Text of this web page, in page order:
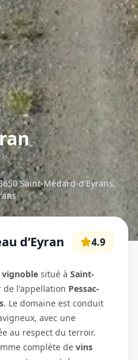
Saint-Médard-d'Eyrans,
d’Eyran 4.9
vignoble situé à Saint-
l'appellation Pessac-
. Le domaine est conduit
avec une
au respect du terroir.
complète de vins